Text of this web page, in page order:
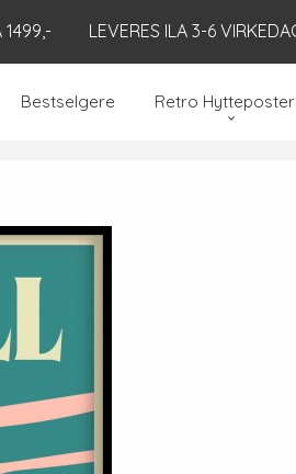
1499,- LEVERES ILA 3-6
Bestselgere Retro